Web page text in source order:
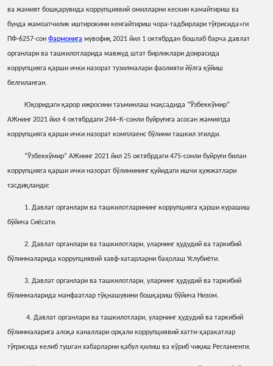
ва жамият бошқарувида коррупциявий омилларни кескин камайтириш ва
бунда жамоатчилик иштирокини кенгайтириш чора-тадбирлари тўғрисида»ги
ПФ-6257-сон Фармонига мувофиқ 2021 йил 1 октябрдан бошлаб барча давлат
органлари ва ташкилотларида мавжуд штат бирликлари доирасида
коррупцияга қарши ички назорат тузилмалари фаолияти йўлга қўйиш
белгиланган.
Юқоридаги қарор ижросини таъминлаш мақсадида “Ўзбеккўмир”
АЖнинг 2021 йил 4 октябрдаги 244−К-сонли буйруғига асосан жамиятда
коррупцияга қарши ички назорат комплаенс бўлими ташкил этилди.
“Ўзбеккўмир” АЖнинг 2021 йил 25 октябрдаги 475-сонли буйруғи билан
коррупцияга қарши ички назорат бўлимининг қуйидаги ишчи ҳужжатлари
тасдиқланди:
1. Давлат органлари ва ташкилотларининг коррупциягақарши курашиш
бўйича Cиёсати.
2. Давлат органлари ва ташкилотлари, уларнингҳудудий ва таркибий
бўлинмаларида коррупциявий хавф-хатарларни баҳолаш Услубиёти.
3. Давлат органлари ва ташкилотлари, уларнингҳудудий ва таркибий
бўлинмаларида манфаатлар тўқнашувини бошқариш бўйича Низом.
4. Давлат органлари ва ташкилотлари, уларнингҳудудий ва таркибий
бўлинмаларига алоқа каналлари орқали коррупциявий хатти-ҳаракатлар
тўғрисида келиб тушган хабарларни қабул қилиш ва кўриб чиқиш Регламенти.